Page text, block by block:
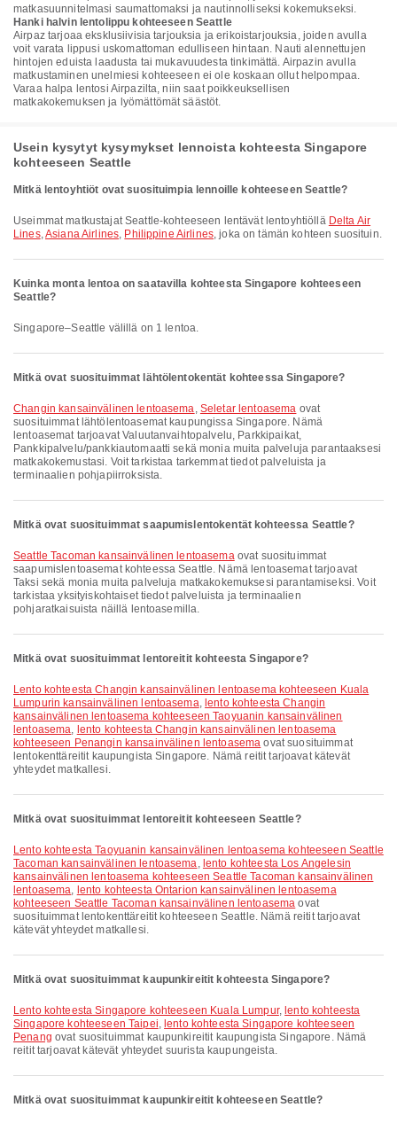
matkasuunnitelmasi saumattomaksi ja nautinnolliseksi kokemukseksi.
Hanki halvin lentolippu kohteeseen Seattle
Airpaz tarjoaa eksklusiivisia tarjouksia ja erikoistarjouksia, joiden avulla
voit varata lippusi uskomattoman edulliseen hintaan. Nauti alennettujen
hintojen eduista laadusta tai mukavuudesta tinkimättä. Airpazin avulla
matkustaminen unelmiesi kohteeseen ei ole koskaan ollut helpompaa.
Varaa halpa lentosi Airpazilta, niin saat poikkeuksellisen
matkakokemuksen ja lyömättömät säästöt.
Usein kysytyt kysymykset lennoista kohteesta Singapore
kohteeseen Seattle
Mitkä lentoyhtiöt ovat suosituimpia lennoille kohteeseen Seattle?
Useimmat matkustajat Seattle-kohteeseen lentävät lentoyhtiöllä Delta Air
Lines,Asiana Airlines, Philippine Airlines, joka on tämän kohteen suosituin.
Kuinka monta lentoa on saatavilla kohteesta Singapore kohteeseen
Seattle?
Singapore–Seattle välillä on 1 lentoa.
Mitkä ovat suosituimmat lähtölentokentät kohteessa Singapore?
Changin kansainvälinen lentoasema, Seletar lentoasema ovat
suosituimmat lähtölentoasemat kaupungissa Singapore. Nämä
lentoasemat tarjoavat Valuutanvaihtopalvelu, Parkkipaikat,
Pankkipalvelu/pankkiautomaatti sekä monia muita palveluja parantaaksesi
matkakokemustasi. Voit tarkistaa tarkemmat tiedot palveluista ja
terminaalien pohjapiirroksista.
Mitkä ovat suosituimmat saapumislentokentät kohteessa Seattle?
Seattle Tacoman kansainvälinen lentoasemaovat suosituimmat
saapumislentoasemat kohteessa Seattle. Nämä lentoasemat tarjoavat
Taksi sekä monia muita palveluja matkakokemuksesi parantamiseksi. Voit
tarkistaa yksityiskohtaiset tiedot palveluista ja terminaalien
pohjaratkaisuista näillä lentoasemilla.
Mitkä ovat suosituimmat lentoreitit kohteesta Singapore?
lento kohteesta Changin kansainvälinen lentoasema kohteeseen Kuala
Lumpurin kansainvälinen lentoasema, lento kohteesta Changin
kansainvälinen lentoasema kohteeseen Taoyuanin kansainvälinen
lentoasema, lento kohteesta Changin kansainvälinen lentoasema
kohteeseen Penangin kansainvälinen lentoasema ovat suosituimmat
lentokenttäreitit kaupungista Singapore. Nämä reitit tarjoavat kätevät
yhteydet matkallesi.
Mitkä ovat suosituimmat lentoreitit kohteeseen Seattle?
lento kohteesta Taoyuanin kansainvälinen lentoasema kohteeseen Seattle
Tacoman kansainvälinen lentoasema, lento kohteesta Los Angelesin
kansainvälinen lentoasema kohteeseen Seattle Tacoman kansainvälinen
lentoasema, lento kohteesta Ontarion kansainvälinen lentoasema
kohteeseen Seattle Tacoman kansainvälinen lentoasema ovat
suosituimmat lentokenttäreitit kohteeseen Seattle. Nämä reitit tarjoavat
kätevät yhteydet matkallesi.
Mitkä ovat suosituimmat kaupunkireitit kohteesta Singapore?
lento kohteesta Singapore kohteeseen Kuala Lumpur, lento kohteesta
Singapore kohteeseen Taipei, lento kohteesta Singapore kohteeseen
Penang ovat suosituimmat kaupunkireitit kaupungista Singapore. Nämä
reitit tarjoavat kätevät yhteydet suurista kaupungeista.
Mitkä ovat suosituimmat kaupunkireitit kohteeseen Seattle?